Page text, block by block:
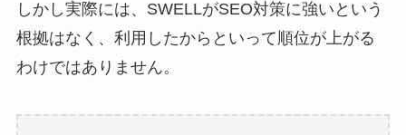
しかし実際には、SWELLがSEO対策に強いという
根拠はなく、利用したからといって順位が上がる
わけではありません。